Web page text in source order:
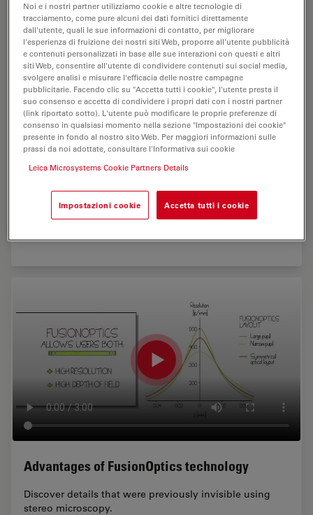
Save up to 20% inspection and rework time
Optimize your production workflow, keep defect rates
low, and fulfill customer requests effortlessly. You can
find details quickly and work up to 20% faster in
Advantages of FusionOptics technology
Discover details that were previously invisible using
stereo microscopy.
Noi e i nostri partner utilizziamo cookie e altre tecnologie di
tracciamento, come pure alcuni dei dati fornitici direttamente
dall'utente, quali le sue informazioni di contatto, per migliorare
l'esperienza di fruizione dei nostri siti Web, proporre all'utente pubblicità
e contenuti personalizzati in base alle sue interazioni con questi e altri
siti Web, consentire all'utente di condividere contenuti sui social media,
svolgere analisi e misurare l'efficacia delle nostre campagne
pubblicitarie. Facendo clic su "Accetta tutti i cookie", l'utente presta il
suo consenso e accetta di condividere i propri dati con i nostri partner
(link riportato sotto). L'utente può modificare le proprie preferenze di
consenso in qualsiasi momento nella sezione "Impostazioni dei cookie"
presente in fondo al nostro sito Web. Per maggiori informazioni sulle
prassi da noi adottate, consultare l'Informativa sui cookie
Leica Microsystems Cookie Partners Details
Impostazioni cookie Accetta tutti i cookie